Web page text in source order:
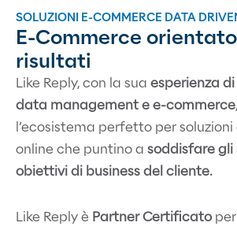
SOLUZIONI E-COMMERCE DATA
E-Commerce
risultati
Like Reply, con la sua esperienza
data management e e-commerce
l’ecosistema perfetto per
online che puntino a soddisfare
obiettivi di business del cliente.
Like Reply è Partner Certificato